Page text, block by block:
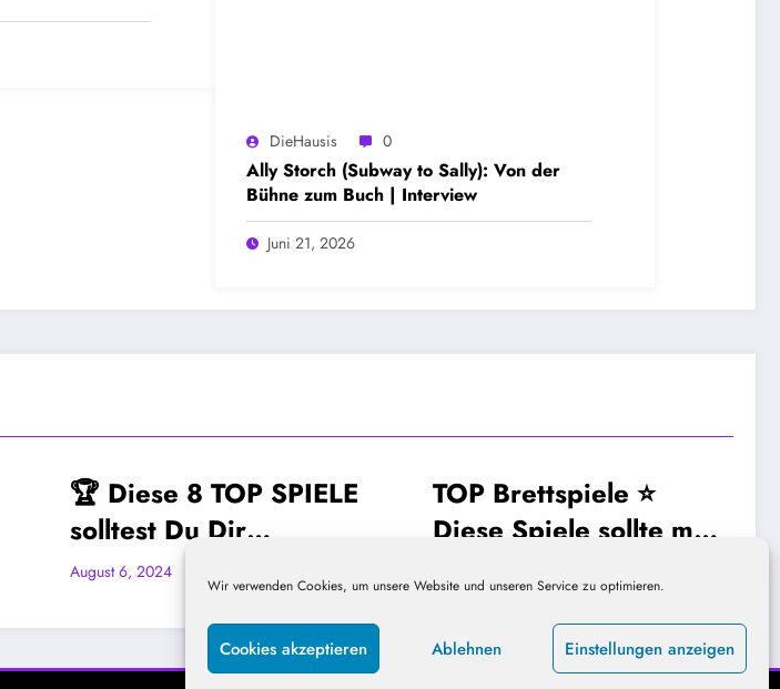
Wir verwenden Cookies, um unsere Website und unseren Service zu optimieren.
Cookies akzeptieren Ablehnen Einstellungen anzeigen
DieHausis 0
Ally Storch (Subway to Sally): Von der
Bühne zum Buch | Interview
Juni 21, 2026
MUST-HAVE-BRETTSPIELE
TOP Brettspiele ⭐
Diese Spiele sollte man
spielen! ODER?!
Mai 19, 2024
MUST-HAVE-BRETTSPIELE
⭐TOP 11 Must Have
Brettspiele – diese
anschauen!